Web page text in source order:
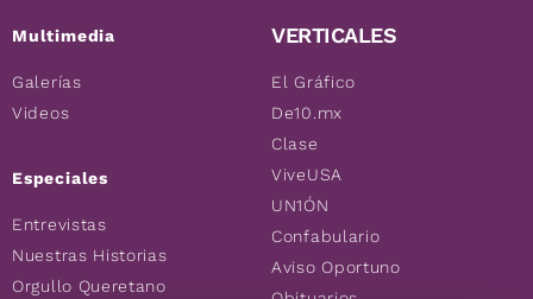
Multimedia
Galerías
Videos
Especiales
Entrevistas
Nuestras Historias
Orgullo Queretano
VERTICALES
El Gráfico
De10.mx
Clase
ViveUSA
UN1ÓN
Confabulario
Aviso Oportuno